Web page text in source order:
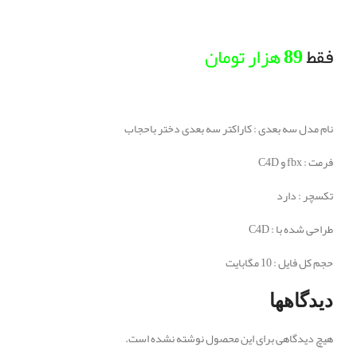
فقط89 هزار تومان
نام مدل سه بعدی : کاراکتر سه بعدی دختر باحجاب
فرمت : fbx و C4D
تکسچر : دارد
طراحی شده با : C4D
حجم کل فایل : 10 مگابایت
دیدگاهها
هیچ دیدگاهی برای این محصول نوشته نشده است.